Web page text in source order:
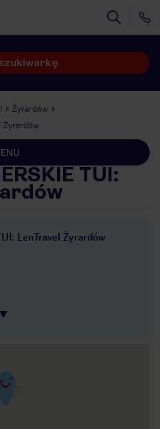
Żyrardów
Żyrardów
TUI:
LenTravel Żyrardów